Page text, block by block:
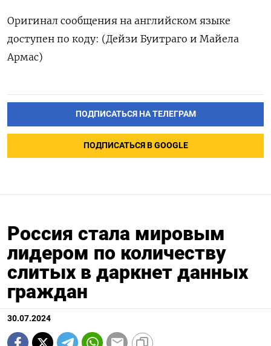
Оригинал сообщения на английском языке
доступен по коду: (Дейзи Буитраго и Майела
Армас)
ПОДПИСАТЬСЯ НА ТЕЛЕГРАМ
ПОДПИСАТЬСЯ В GOOGLE
Россия стала мировым
лидером по количеству
слитых в даркнет данных
граждан
30.07.2024